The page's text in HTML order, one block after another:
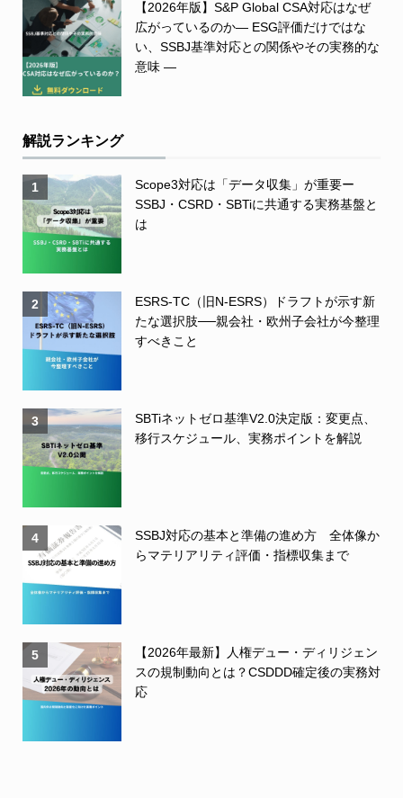
【2026年版】S&P Global CSA対応はなぜ
広がっているのか― ESG評価だけではな
い、SSBJ基準対応との関係やその実務的な
意味 ―
解説ランキング
1
Scope3対応は「データ収集」が重要ー
SSBJ・CSRD・SBTiに共通する実務基盤と
は
2
ESRS-TC（旧N-ESRS）ドラフトが示す新
たな選択肢──親会社・欧州子会社が今整理
すべきこと
3
SBTiネットゼロ基準V2.0決定版：変更点、
移行スケジュール、実務ポイントを解説
4
SSBJ対応の基本と準備の進め方 全体像か
らマテリアリティ評価・指標収集まで
5
【2026年最新】人権デュー・ディリジェン
スの規制動向とは？CSDDD確定後の実務対
応